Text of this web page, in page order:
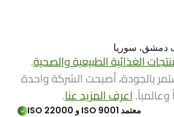
الغذائية الطبيعية والصحية.
بالجودة، أصبحت الشركة واحدة
وعالمياً.اعرف المزيد عنا.
معتمد ISO 9001 و ISO 22000